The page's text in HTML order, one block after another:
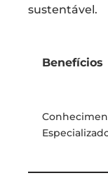
sustentável.
Benefícios